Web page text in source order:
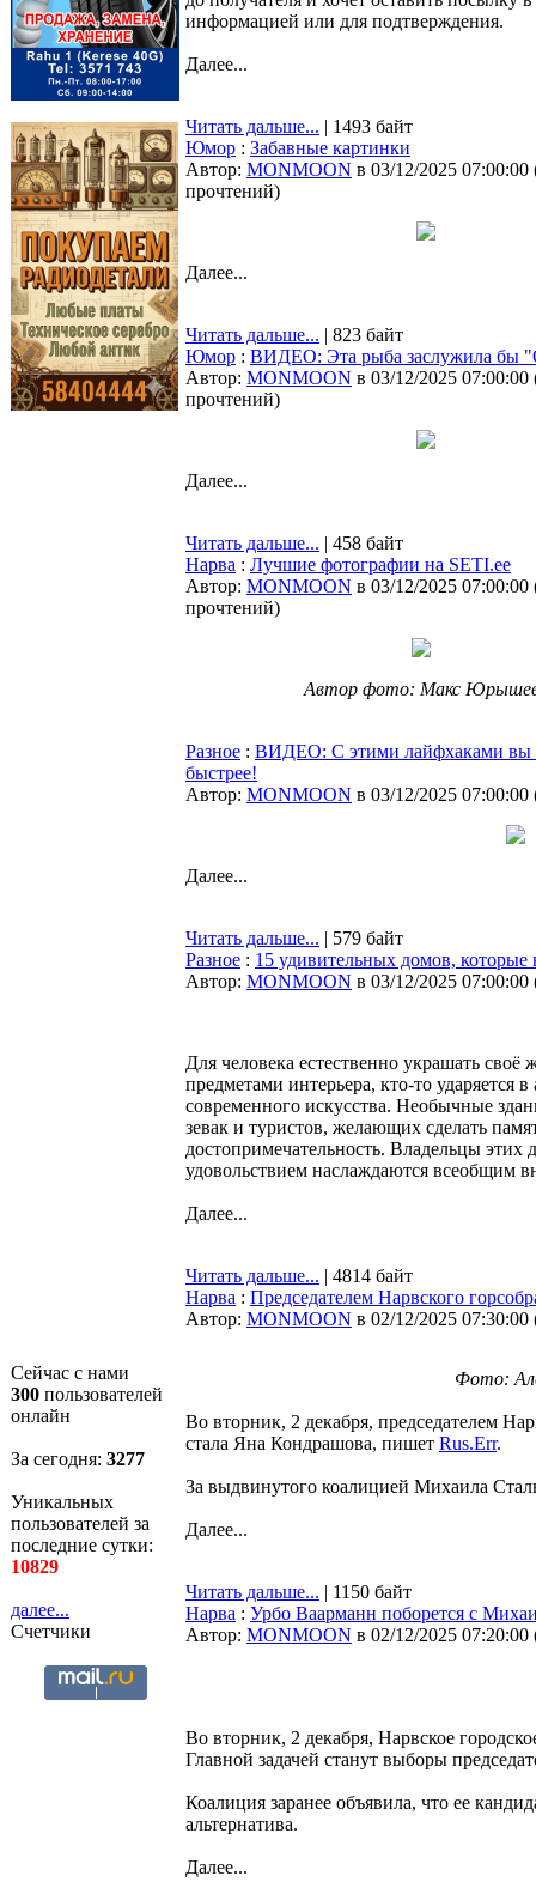
Сейчас с нами
300 пользователей
онлайн
За сегодня: 3277
Уникальных
пользователей за
последние сутки:
10829
далее...
Счетчики
информацией или для подтверждения.
Далее...
Читать дальше... | 1493 байт
Юмор : Забавные картинки
Автор: MONMOON в 03/12/2025 07:00:00
прочтений)
Далее...
Читать дальше... | 823 байт
Юмор : ВИДЕО: Эта рыба заслужила бы
Автор: MONMOON в 03/12/2025 07:00:00
прочтений)
Далее...
Читать дальше... | 458 байт
Нарва : Лучшие фотографии на SETI.ee
Автор: MONMOON в 03/12/2025 07:00:00
прочтений)
Автор фото: Макс
Разное : ВИДЕО: С этими лайфхаками вы
быстрее!
Автор: MONMOON в 03/12/2025 07:00:00
Далее...
Читать дальше... | 579 байт
Разное : 15 удивительных домов,
Автор: MONMOON в 03/12/2025 07:00:00
Для человека естественно украшать
предметами интерьера, кто-то ударяется
современного искусства. Необычные
зевак и туристов, желающих сделать
достопримечательность. Владельцы
удовольствием наслаждаются всеобщим
Далее...
Читать дальше... | 4814 байт
Нарва : Председателем Нарвского
Автор: MONMOON в 02/12/2025 07:30:00
Фото:
Во вторник, 2 декабря, председателем
стала Яна Кондрашова, пишет Rus.Err.
За выдвинутого коалицией Михаила
Далее...
Читать дальше... | 1150 байт
Нарва : Урбо Ваарманн поборется с
Автор: MONMOON в 02/12/2025 07:20:00
Во вторник, 2 декабря, Нарвское
Главной задачей станут выборы
Коалиция заранее объявила, что ее
альтернатива.
Далее...